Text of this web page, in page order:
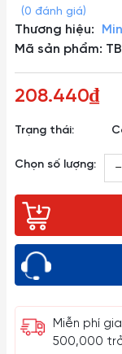
(0 đánh giá)
Thương hiệu:
Mã sản phẩm: TB
208.440₫
Trạng thái:
Chọn số lượng: –
Miễn phí
500,000